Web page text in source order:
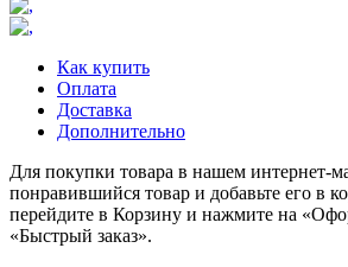
Как купить
Оплата
Доставка
Дополнительно
Для покупки товара в нашем интернет-
понравившийся товар и добавьте его в
перейдите в Корзину и нажмите на
«Быстрый заказ».